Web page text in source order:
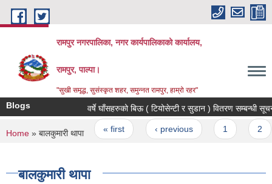
Skip to main content
रामपुर नगरपालिका, नगर कार्यपालिकाको कार्यालय,
रामपुर, पाल्पा।
"सुखी समृद्ध, सुसंस्कृत शहर, समुन्नत रामपुर, हाम्रो रहर"
Blogs वर्षे घाँसहरुको बिऊ ( टियोसेन्टी र सुडान ) वितरण सम्बन्धी
Pages
« first ‹ previous
You are here
Home » बालकुमारी थापा
बालकुमारी थापा